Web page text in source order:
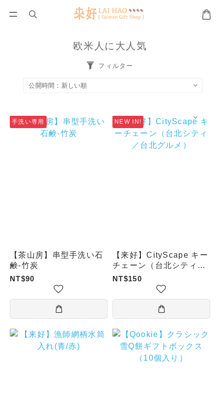
欧米人に大人気
フィルター
手洗い専用
【茶山房】串型手洗い石
鹸-竹炭
NT$90
NEW IN!
【来好】CityScape キー
チェーン（台北シティ／
台北グルメ）
NT$150